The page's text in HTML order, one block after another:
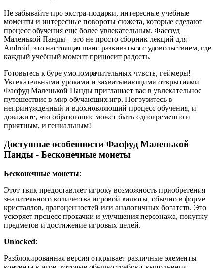
Не забывайте про экстра-подарки, интересные учебные
моменты и интересные повороты сюжета, которые сделают
процесс обучения еще более увлекательным. Фасфуд
Маленькой Панды – это не просто сборник лекций для
Android, это настоящая шанс развиваться с удовольствием, где
каждый учебный момент приносит радость.
Готовьтесь к буре умопомрачительных чувств, геймеры!
Увлекательными уроками и захватывающими открытиями
Фасфуд Маленькой Панды приглашает вас в увлекательное
путешествие в мир обучающих игр. Погрузитесь в
непринужденный и вдохновляющий процесс обучения, и
докажите, что образование может быть одновременно и
приятным, и гениальным!
Доступные особенности Фасфуд Маленькой
Панды - Бесконечные монеты
Бесконечные монеты:
Этот твик предоставляет игроку возможность приобретения
значительного количества игровой валюты, обычно в форме
кристаллов, драгоценностей или аналогичных богатств. Это
ускоряет процесс прокачки и улучшения персонажа, покупку
предметов и достижение игровых целей.
Unlocked:
Разблокированная версия открывает различные элементы